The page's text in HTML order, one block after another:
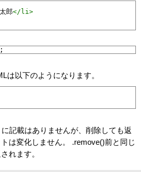
太郎</li>
は以下のようになります。
記載はありませんが、削除しても返
は変化しません。 .remove()前と同じ
れます。